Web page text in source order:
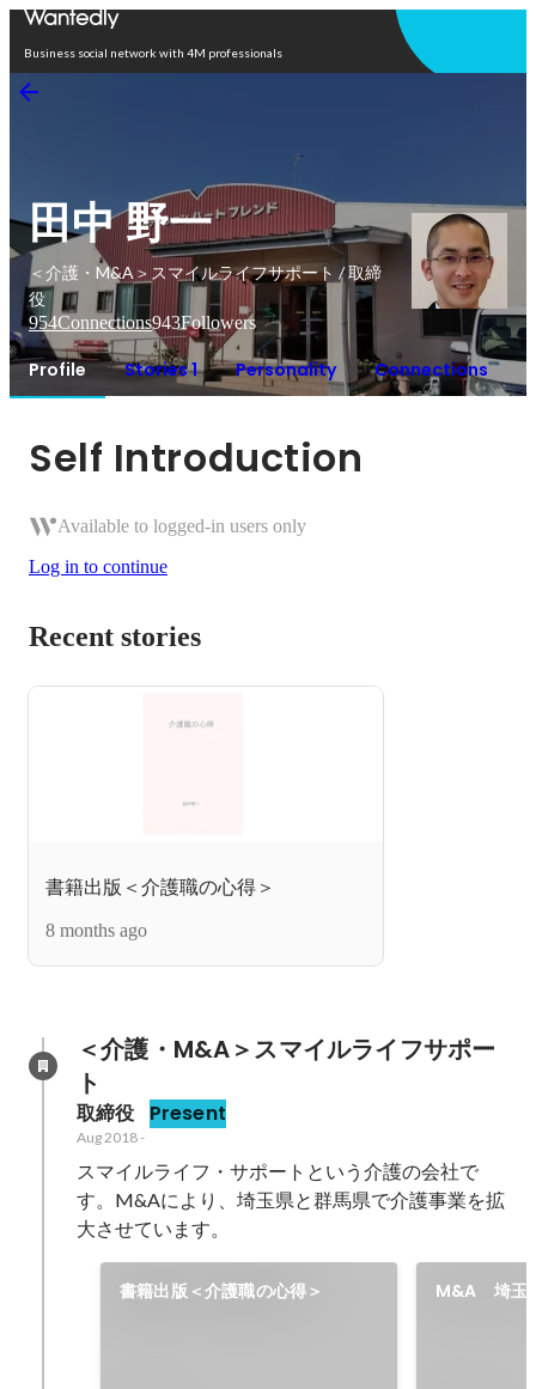
Business social network with 4M professionals
田中 野一
＜介護・M&A＞スマイルライフサポート / 取締
役
954Connections943Followers
Profile Stories 1 Personality Connections
Self Introduction
Available to logged-in users only
Log in to continue
Recent stories
書籍出版＜介護職の心得＞
8 months ago
＜介護・M&A＞スマイルライフサポー
ト
取締役 Present
Aug 2018-
スマイルライフ・サポートという介護の会社で
す。M&Aにより、埼玉県と群馬県で介護事業を拡
大させています。
書籍出版＜介護職の心得＞
M&A 埼玉